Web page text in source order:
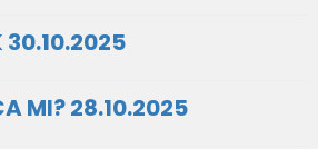
30.10.2025
MI? 28.10.2025